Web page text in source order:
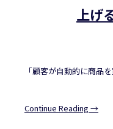
上げ
「顧客が自動的に商品
Continue Reading →